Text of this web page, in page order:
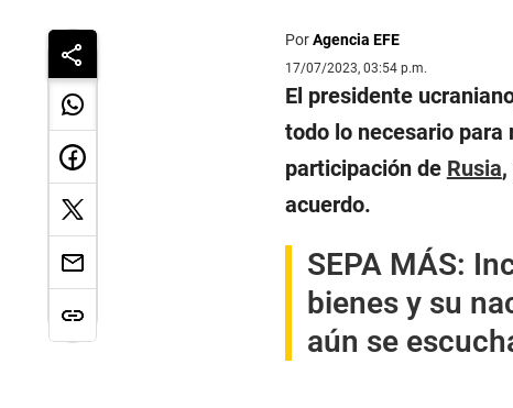
PorAgencia EFE
17/07/2023, 03:54 p.m.
El presidente
todo lo necesario para
participación de Rusia
acuerdo.
SEPA MÁS:
bienes y su
aún se